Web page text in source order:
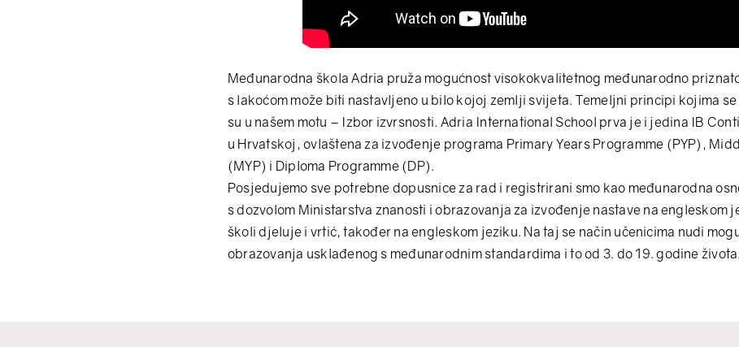
Međunarodna škola Adria pruža mogućnost visokokvalitetnog međunarodno
s lakoćom može biti nastavljeno u bilo kojoj zemlji svijeta. Temeljni principi kojima
su u našem motu – Izbor izvrsnosti. Adria International School prva je i jedina IB
u Hrvatskoj, ovlaštena za izvođenje programa Primary Years Programme (PYP),
(MYP) i Diploma Programme (DP).
Posjedujemo sve potrebne dopusnice za rad i registrirani smo kao međunarodna
s dozvolom Ministarstva znanosti i obrazovanja za izvođenje nastave na engleskom
školi djeluje i vrtić, također na engleskom jeziku. Na taj se način učenicima nudi
obrazovanja usklađenog s međunarodnim standardima i to od 3. do 19. godine života.